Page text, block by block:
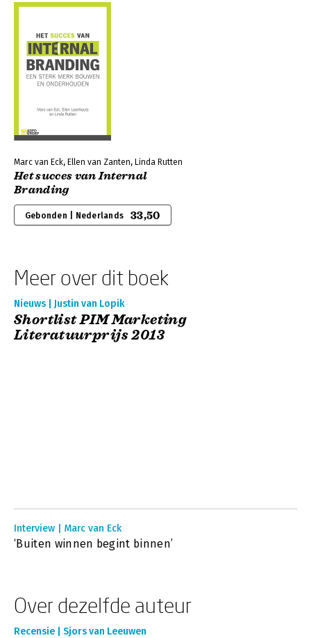
Marc van Eck, Ellen van Zanten, Linda Rutten
Het succes van Internal
Branding
Gebonden | Nederlands 33,50
Meer over dit boek
Nieuws | Justin van Lopik
Shortlist PIM Marketing
Literatuurprijs 2013
Interview | Marc van Eck
‘Buiten winnen begint binnen’
Over dezelfde auteur
Recensie | Sjors van Leeuwen